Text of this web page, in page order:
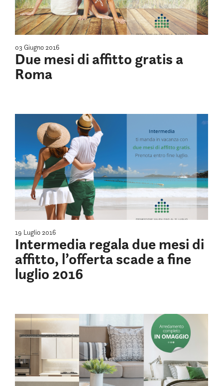
03 Giugno 2016
Due mesi di affitto gratis a
Roma
19 Luglio 2016
Intermedia regala due mesi di
affitto, l’offerta scade a fine
luglio 2016